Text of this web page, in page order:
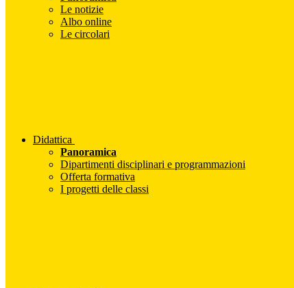
Le notizie
Albo online
Le circolari
Didattica
Panoramica
Dipartimenti disciplinari e programmazioni
Offerta formativa
I progetti delle classi